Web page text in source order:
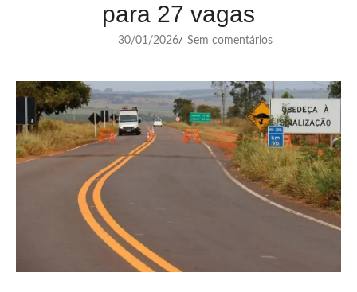
para 27 vagas
30/01/2026/ Sem comentários